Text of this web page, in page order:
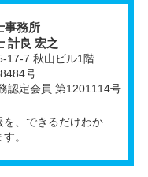
事務所
計良 宏之
17-7 秋山ビル1階
号
認定会員 第1201114号
、できるだけわか
。